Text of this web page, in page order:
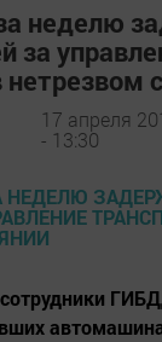
неделю
за
17 апреля
- 13:30